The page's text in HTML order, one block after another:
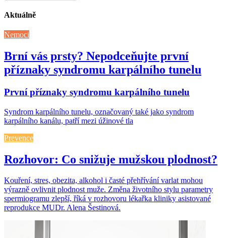
Aktuálně
Nemoci
Brní vás prsty? Nepodceňujte první
příznaky syndromu karpálního tunelu
První příznaky syndromu karpálního tunelu
Syndrom karpálního tunelu, označovaný také jako syndrom
karpálního kanálu, patří mezi úžinové tla
Prevence
Rozhovor: Co snižuje mužskou plodnost?
Kouření, stres, obezita, alkohol i časté přehřívání varlat mohou
výrazně ovlivnit plodnost muže. Změna životního stylu parametry
spermiogramu zlepší, říká v rozhovoru lékařka kliniky asistované
reprodukce MUDr. Alena Šestinová.